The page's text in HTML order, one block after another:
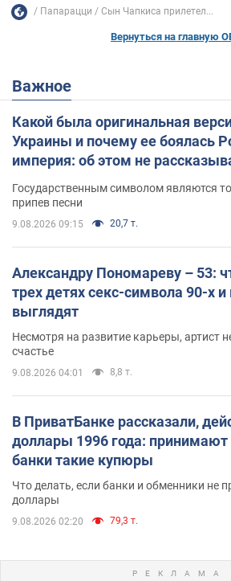
Папарацци Сын Чапкиса прилетел...
Вернуться на главную
Важное
Какой была оригинальная
Украины и почему ее боялась
империя: об этом не
Государственным символом являются
припев песни
9.08.2026 09:15 20,7 т.
Александру Пономареву – 53:
трех детях секс-символа 90-х и
выглядят
Несмотря на развитие карьеры, артист
счастье
9.08.2026 04:01 8,8 т.
В ПриватБанке рассказали,
доллары 1996 года:
банки такие купюры
Что делать, если банки и обменники не
доллары
9.08.2026 02:20 79,3 т.